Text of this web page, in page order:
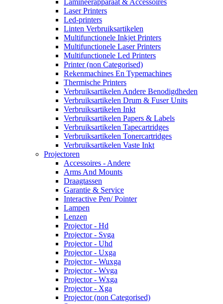
Laser Printers
Led-printers
Linten Verbruiksartikelen
Multifunctionele Inkjet Printers
Multifunctionele Laser Printers
Multifunctionele Led Printers
Printer (non Categorised)
Rekenmachines En Typemachines
Thermische Printers
Verbruiksartikelen Andere Benodigdheden
Verbruiksartikelen Drum & Fuser Units
Verbruiksartikelen Inkt
Verbruiksartikelen Papers & Labels
Verbruiksartikelen Tapecartridges
Verbruiksartikelen Tonercartridges
Verbruiksartikelen Vaste Inkt
Projectoren
Accessoires - Andere
Arms And Mounts
Draagtassen
Garantie & Service
Interactive Pen/ Pointer
Lampen
Lenzen
Projector - Hd
Projector - Svga
Projector - Uhd
Projector - Uxga
Projector - Wuxga
Projector - Wvga
Projector - Wxga
Projector - Xga
Projector (non Categorised)